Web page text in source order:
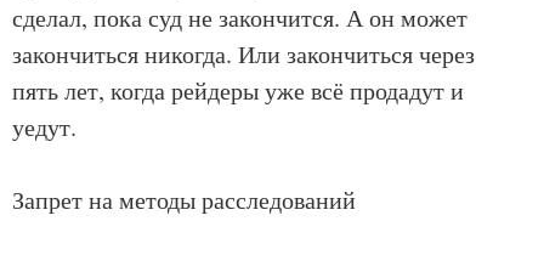
сделал, пока суд не закончится. А он может
закончиться никогда. Или закончиться через
пять лет, когда рейдеры уже всё продадут и
уедут.
Запрет на методы расследований